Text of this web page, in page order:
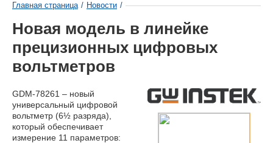
Главная страница / Новости /
Новая модель в линейке
прецизионных цифровых
вольтметров
GDM-78261 – новый
универсальный цифровой
вольтметр (6½ разряда),
который обеспечивает
измерение 11 параметров: